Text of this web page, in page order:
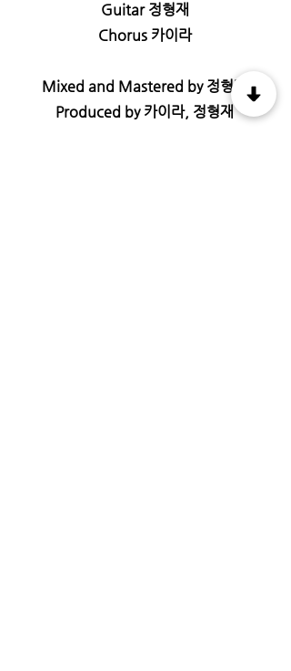
Guitar 정형재
Chorus 카이라
Mixed and Mastered by 정형재
Produced by 카이라, 정형재